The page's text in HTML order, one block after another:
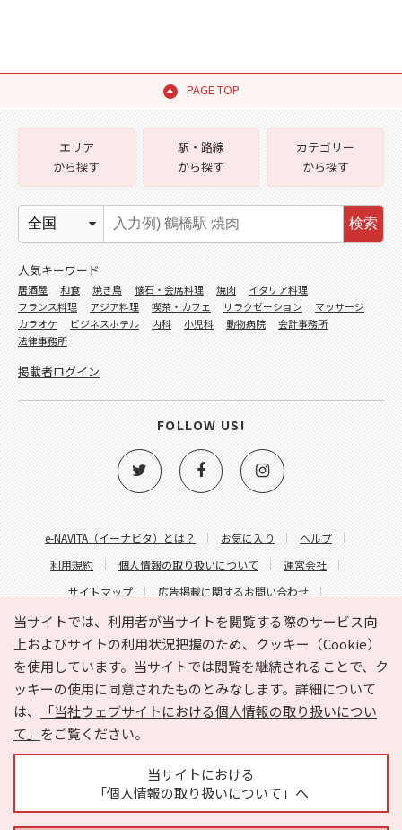
PAGE TOP
当サイトでは、利用者が当サイトを閲覧する際のサービス向
上およびサイトの利用状況把握のため、クッキー（Cookie）
を使用しています。当サイトでは閲覧を継続されることで、ク
ッキーの使用に同意されたものとみなします。詳細について
は、
「当社ウェブサイトにおける個人情報の取り扱いについ
て」 をご覧ください。
当サイトにおける
「個人情報の取り扱いについて」へ
e-NAVITA（イーナビタ）とは？ お気に入り
ヘルプ
利用規約
個人情報の取り扱いについて
運営会社
サイトマップ
広告掲載に関するお問い合わせ
サイトの内容に関するお問い合わせ
エリア
から探す
駅・路線
から探す
カテゴリー
から探す
検索
人気キーワード
居酒屋 和食 焼き鳥 懐石・会席料理 焼肉
イタリア料理
フランス料理
アジア料理 喫茶・カフェ リラクゼーション
マッサージ
カラオケ
ビジネスホテル 内科 小児科 動物病院
会計事務所
法律事務所
掲載者ログイン
FOLLOW US!
Copyright © HYOJITO.Co.,Ltd. All Rights Reserved.